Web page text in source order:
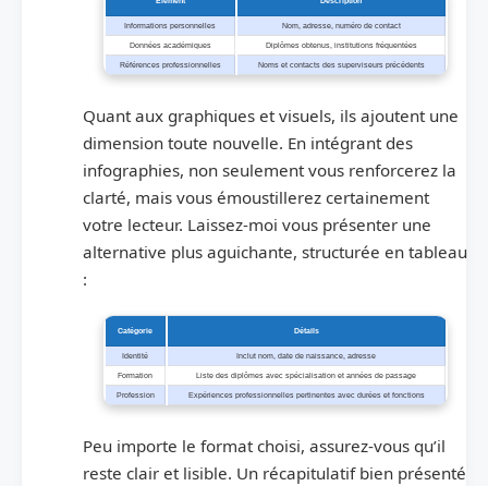
Informations personnelles Nom, adresse, numéro de contact
Données académiques Diplômes obtenus, institutions fréquentées
Références professionnelles Noms et contacts des superviseurs précédents
Quant aux graphiques et visuels, ils ajoutent une
dimension toute nouvelle. En intégrant des
infographies, non seulement vous renforcerez la
clarté, mais vous émoustillerez certainement
votre lecteur. Laissez-moi vous présenter une
alternative plus aguichante, structurée en tableau
:
Catégorie Détails
Identité Inclut nom, date de naissance, adresse
Formation Liste des diplômes avec spécialisation et années de passage
Profession Expériences professionnelles pertinentes avec durées et fonctions
Peu importe le format choisi, assurez-vous qu’il
reste clair et lisible. Un récapitulatif bien présenté